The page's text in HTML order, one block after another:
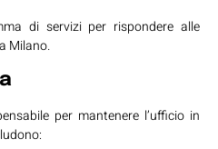
di servizi per rispondere alle
Milano.
per mantenere l’ufficio in